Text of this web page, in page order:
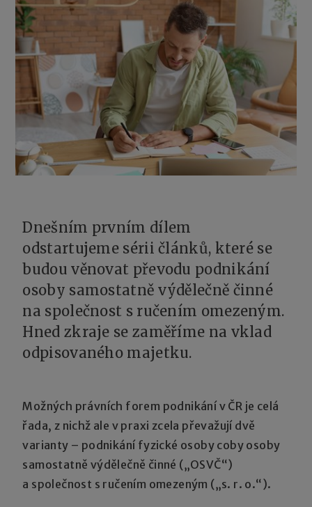
Dnešním prvním dílem
odstartujeme sérii článků, které se
budou věnovat převodu podnikání
osoby samostatně výdělečně činné
na společnost s ručením omezeným.
Hned zkraje se zaměříme na vklad
odpisovaného majetku.
Možných právních forem podnikání v ČR je celá
řada, z nichž ale v praxi zcela převažují dvě
varianty – podnikání fyzické osoby coby osoby
samostatně výdělečně činné („OSVČ“)
a společnost s ručením omezeným („s. r. o.“).